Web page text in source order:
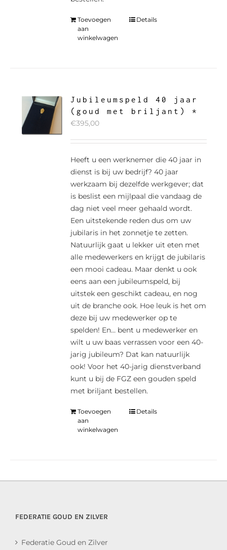
Toevoegen
aan
winkelwagen
Details
Jubileumspeld 40 jaar
(goud met briljant) *
€395,00
Heeft u een werknemer die 40 jaar in
dienst is bij uw bedrijf? 40 jaar
werkzaam bij dezelfde werkgever; dat
is beslist een mijlpaal die vandaag de
dag niet veel meer gehaald wordt.
Een uitstekende reden dus om uw
jubilaris in het zonnetje te zetten.
Natuurlijk gaat u lekker uit eten met
alle medewerkers en krijgt de jubilaris
een mooi cadeau. Maar denkt u ook
eens aan een jubileumspeld, bij
uitstek een geschikt cadeau, en nog
uit de branche ook. Hoe leuk is het om
deze bij uw medewerker op te
spelden! En… bent u medewerker en
wilt u uw baas verrassen voor een 40-
jarig jubileum? Dat kan natuurlijk
ook! Voor het 40-jarig dienstverband
kunt u bij de FGZ een gouden speld
met briljant bestellen.
Toevoegen
aan
winkelwagen
Details
FEDERATIE GOUD EN ZILVER
Federatie Goud en Zilver